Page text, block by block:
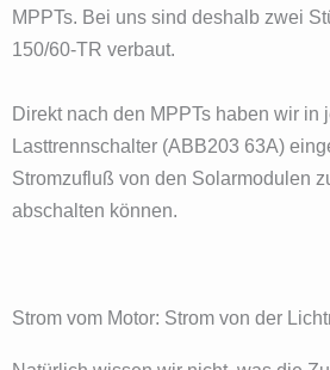
MPPTs. Bei uns sind deshalb zwei
150/60-TR verbaut.
Direkt nach den MPPTs haben wir in
Lasttrennschalter (ABB203 63A)
Stromzufluß von den Solarmodulen
abschalten können.
Strom vom Motor: Strom von der